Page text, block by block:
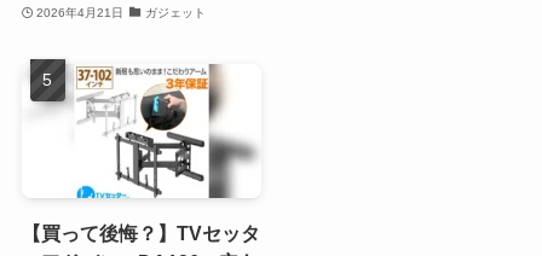
2026年4月21日 ガジェット
【買って後悔？】TVセッタ